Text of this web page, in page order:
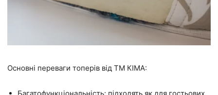
Основні переваги топерів від ТМ КІМА:
Багатофункціональність: підходять як для гостьових